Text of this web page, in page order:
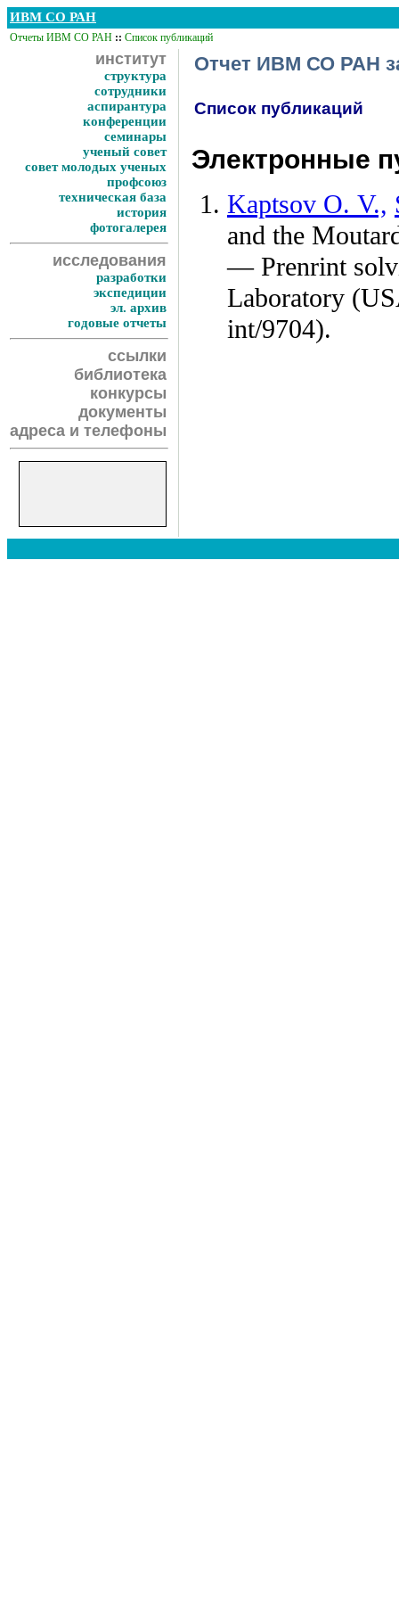
ИВМ СО РАН
Отчеты ИВМ СО РАН :: Список публикаций
институт
структура
сотрудники
аспирантура
конференции
семинары
ученый совет
совет молодых ученых
профсоюз
техническая база
история
фотогалерея
исследования
разработки
экспедиции
эл. архив
годовые отчеты
ссылки
библиотека
конкурсы
документы
адреса и телефоны
Отчет ИВМ СО РАН
Список публикаций
Электронные
Kaptsov O. V.,
and the
— Prenrint
Laboratory
int/9704).